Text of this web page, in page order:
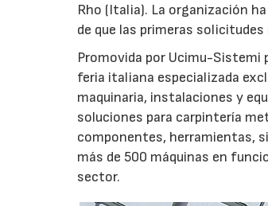
Rho (Italia). La organización
de que las primeras
Promovida por Ucimu-Sistemi
feria italiana especializada
maquinaria, instalaciones y
soluciones para carpintería
componentes, herramientas,
más de 500 máquinas en
sector.